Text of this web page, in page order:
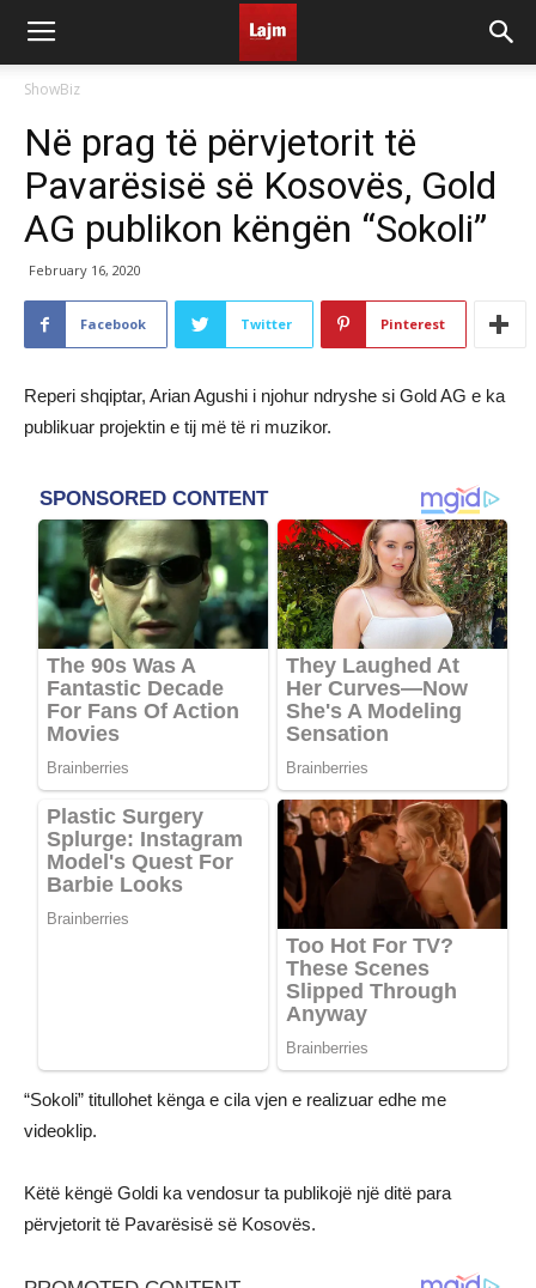
ShowBiz
Në prag të përvjetorit të
Pavarësisë së Kosovës, Gold
AG publikon këngën “Sokoli”
February 16, 2020
Facebook Twitter Pinterest
Reperi shqiptar, Arian Agushi i njohur ndryshe si Gold AG e ka
publikuar projektin e tij më të ri muzikor.
“Sokoli” titullohet kënga e cila vjen e realizuar edhe me
videoklip.
Këtë këngë Goldi ka vendosur ta publikojë një ditë para
përvjetorit të Pavarësisë së Kosovës.